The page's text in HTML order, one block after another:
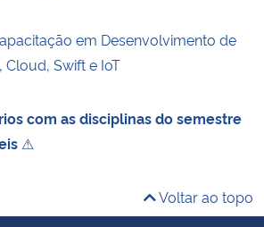
em Desenvolvimento de
Swift e IoT
com as disciplinas do semestre
⚠
Voltar ao topo